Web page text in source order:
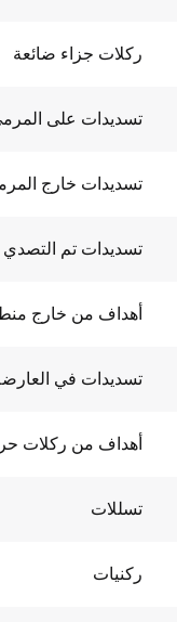
ركلات جزاء ضائعة
تسديدات على
تسديدات خارج
تسديدات تم التصدي
أهداف من خارج
تسديدات في العارضة
أهداف من ركلات
تسللات
ركنيات